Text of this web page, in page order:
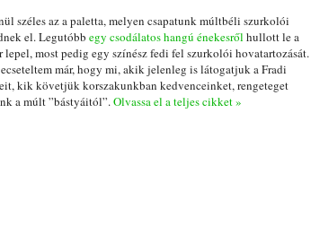
széles az a paletta, melyen csapatunk múltbéli szurkolói
el. Legutóbb egy csodálatos hangú énekesről hullott le a
lepel, most pedig egy színész fedi fel szurkolói hovatartozását.
már, hogy mi, akik jelenleg is látogatjuk a Fradi
kik követjük korszakunkban kedvenceinket, rengeteget
a múlt ”bástyáitól”.Olvassa el a teljes cikket »